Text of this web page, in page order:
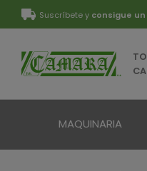
Suscríbete y consigue
MAQUINARIA